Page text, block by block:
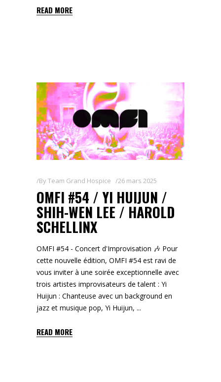
READ MORE
ByTeam Grand Hospice 26 mars 2025
OMFI #54 / YI HUIJUN /
SHIH-WEN LEE / HAROLD
SCHELLINX
OMFI #54 - Concert d'Improvisation 🎶 Pour
cette nouvelle édition, OMFI #54 est ravi de
vous inviter à une soirée exceptionnelle avec
trois artistes improvisateurs de talent : Yi
Huijun : Chanteuse avec un background en
jazz et musique pop, Yi Huijun,
READ MORE